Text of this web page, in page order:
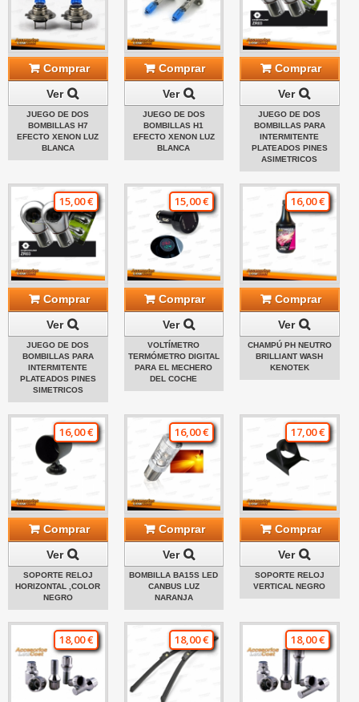
Comprar
Ver
JUEGO DE DOS
BOMBILLAS H7
EFECTO XENON LUZ
BLANCA
Comprar
Ver
JUEGO DE DOS
BOMBILLAS H1
EFECTO XENON LUZ
BLANCA
Comprar
Ver
JUEGO DE DOS
BOMBILLAS PARA
INTERMITENTE
PLATEADOS PINES
ASIMETRICOS
15,00 €
Comprar
Ver
JUEGO DE DOS
BOMBILLAS PARA
INTERMITENTE
PLATEADOS PINES
SIMETRICOS
15,00 €
Comprar
Ver
VOLTÍMETRO
TERMÓMETRO DIGITAL
PARA EL MECHERO
DEL COCHE
16,00 €
Comprar
Ver
CHAMPÚ PH NEUTRO
BRILLIANT WASH
KENOTEK
16,00 €
Comprar
Ver
SOPORTE RELOJ
HORIZONTAL ,COLOR
NEGRO
16,00 €
Comprar
Ver
BOMBILLA BA15S LED
CANBUS LUZ
NARANJA
17,00 €
Comprar
Ver
SOPORTE RELOJ
VERTICAL NEGRO
18,00 € 18,00 € 18,00 €